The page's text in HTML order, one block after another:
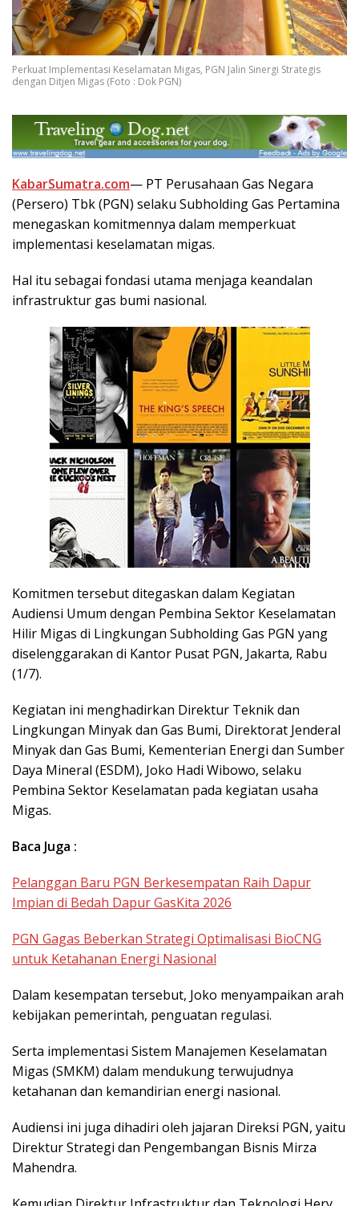
Perkuat Implementasi Keselamatan Migas, PGN Jalin Sinergi Strategis
dengan Ditjen Migas (Foto : Dok PGN)
KabarSumatra.com— PT Perusahaan Gas Negara
(Persero) Tbk (PGN) selaku Subholding Gas Pertamina
menegaskan komitmennya dalam memperkuat
implementasi keselamatan migas.
Hal itu sebagai fondasi utama menjaga keandalan
infrastruktur gas bumi nasional.
Komitmen tersebut ditegaskan dalam Kegiatan
Audiensi Umum dengan Pembina Sektor Keselamatan
Hilir Migas di Lingkungan Subholding Gas PGN yang
diselenggarakan di Kantor Pusat PGN, Jakarta, Rabu
(1/7).
Kegiatan ini menghadirkan Direktur Teknik dan
Lingkungan Minyak dan Gas Bumi, Direktorat Jenderal
Minyak dan Gas Bumi, Kementerian Energi dan Sumber
Daya Mineral (ESDM), Joko Hadi Wibowo, selaku
Pembina Sektor Keselamatan pada kegiatan usaha
Migas.
Baca Juga :
Pelanggan Baru PGN Berkesempatan Raih Dapur
Impian di Bedah Dapur GasKita 2026
PGN Gagas Beberkan Strategi Optimalisasi BioCNG
untuk Ketahanan Energi Nasional
Dalam kesempatan tersebut, Joko menyampaikan arah
kebijakan pemerintah, penguatan regulasi.
Serta implementasi Sistem Manajemen Keselamatan
Migas (SMKM) dalam mendukung terwujudnya
ketahanan dan kemandirian energi nasional.
Audiensi ini juga dihadiri oleh jajaran Direksi PGN, yaitu
Direktur Strategi dan Pengembangan Bisnis Mirza
Mahendra.